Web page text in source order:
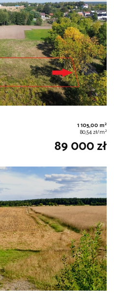
1 105,00 m2
80,54 zł/m2
89 000 zł